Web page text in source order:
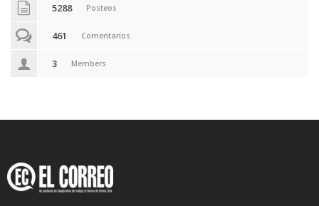
5288 Posteos
461 Comentarios
3 Members